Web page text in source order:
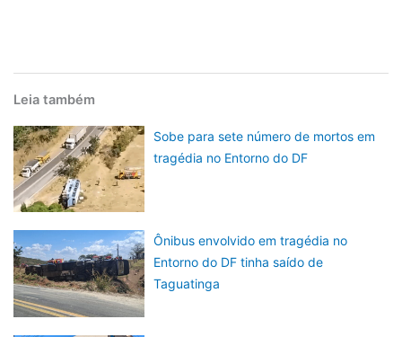
Leia também
Sobe para sete número de mortos em
tragédia no Entorno do DF
Ônibus envolvido em tragédia no
Entorno do DF tinha saído de
Taguatinga